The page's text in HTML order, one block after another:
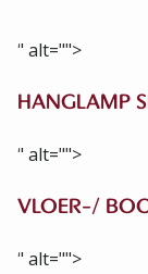
" alt="">
HANGLAMP
" alt="">
VLOER-/
" alt="">